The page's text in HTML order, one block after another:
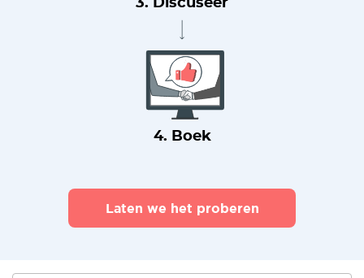
3. Discuseer
4. Boek
Laten we het proberen